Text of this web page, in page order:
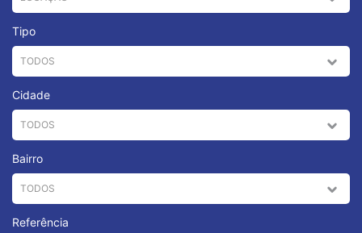
Tipo
Cidade
Bairro
Referência